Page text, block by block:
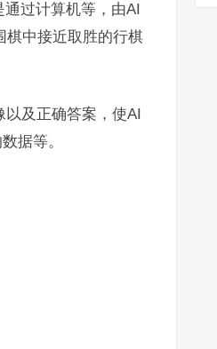
过计算机等，由AI
棋中接近取胜的行棋
及正确答案，使AI
据等。